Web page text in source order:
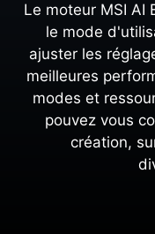
Le moteur MSI AI
le mode
ajuster les
meilleures
modes et
pouvez vous
création,